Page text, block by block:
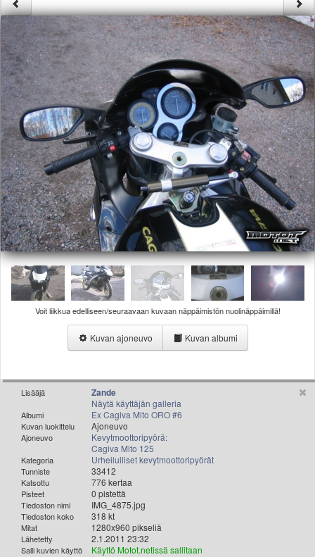
Säännöt ja ohjeet
Uudet ajoneuvot
Uudet kuvat
Uudet videot
Uudet kommentit
MYYDÄÄN
Haku
Ohjeet
Ajoneuvot
Osat
TIETOPANKKI
TAPAHTUMAT
MP15 kuvia
MP14 kuvia
MP13 kuvia
ACS 2015 kuvia
Lisää uusi tapahtuma
UUTISET
Valitse paikkakunta
Helsingin sää
Oulun sää
Rovaniemen sää
MUUT
VIP-jäsenyys
Paidat ja vaatteet
Suunnittele oma paita
Mainostus
Palaute
Kevytversio
Voit liikkua edelliseen/seuraavaan kuvaan näppäimistön nuolinäppäimillä!
Kuvan ajoneuvo Kuvan albumi
Lisääjä Zande
Näytä käyttäjän galleria
Albumi Ex Cagiva Mito ORO #6
Kuvan luokittelu Ajoneuvo
Ajoneuvo
Kevytmoottoripyörä:
Cagiva Mito 125
Kategoria Urheilulliset kevytmoottoripyörät
Tunniste 33412
Katsottu 776 kertaa
Pisteet 0 pistettä
Tiedoston nimi IMG_4875.jpg
Tiedoston koko 318 kt
Mitat 1280x960 pikseliä
Lähetetty 2.1.2011 23:32
Salli kuvien käyttö Käyttö Motot.netissä sallitaan